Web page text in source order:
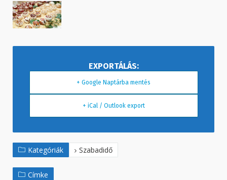
+ Google Naptárba mentés
+ iCal / Outlook export
Kategóriák Szabadidő
Címke